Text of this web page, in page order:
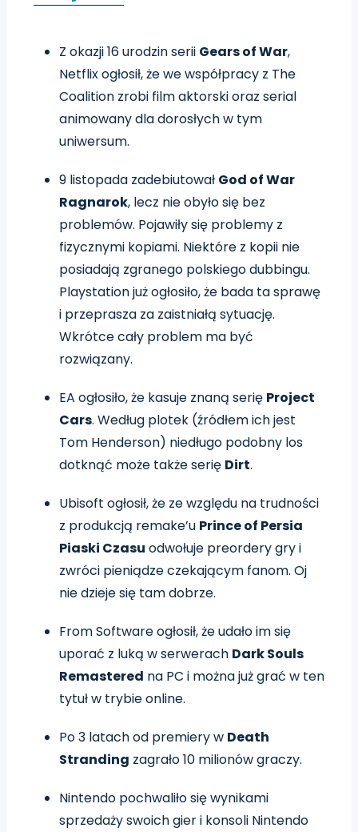
Z okazji 16 urodzin serii Gears of War,
Netflix ogłosił, że we współpracy z The
Coalition zrobi film aktorski oraz serial
animowany dla dorosłych w tym
uniwersum.
9 listopada zadebiutował God of War
Ragnarok, lecz nie obyło się bez
problemów. Pojawiły się problemy z
fizycznymi kopiami. Niektóre z kopii nie
posiadają zgranego polskiego dubbingu.
Playstation już ogłosiło, że bada ta sprawę
i przeprasza za zaistniałą sytuację.
Wkrótce cały problem ma być
rozwiązany.
EA ogłosiło, że kasuje znaną serię Project
Cars. Według plotek (źródłem ich jest
Tom Henderson) niedługo podobny los
dotknąć może także serię Dirt.
Ubisoft ogłosił, że ze względu na trudności
z produkcją remake’u Prince of Persia
Piaski Czasu odwołuje preordery gry i
zwróci pieniądze czekającym fanom. Oj
nie dzieje się tam dobrze.
From Software ogłosił, że udało im się
uporać z luką w serwerach Dark Souls
Remastered na PC i można już grać w ten
tytuł w trybie online.
Po 3 latach od premiery w Death
Stranding zagrało 10 milionów graczy.
Nintendo pochwaliło się wynikami
sprzedaży swoich gier i konsoli Nintendo